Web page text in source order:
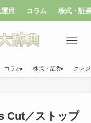
用 コラム 株式・証
コラム 株式・証券 クレ
Cut／ストップ